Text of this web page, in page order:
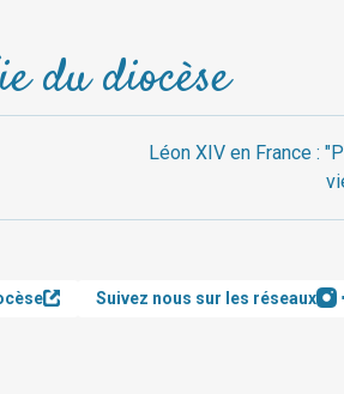
du diocèse
Léon XIV en France :
Suivez nous sur les réseaux